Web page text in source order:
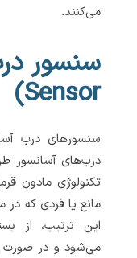
می‌کنند.
Sensor)
سنسورهای درب
درب‌های آسانسور
تکنولوژی مادون
مانع یا فردی که در
این ترتیب، از
می‌شود و در صورت